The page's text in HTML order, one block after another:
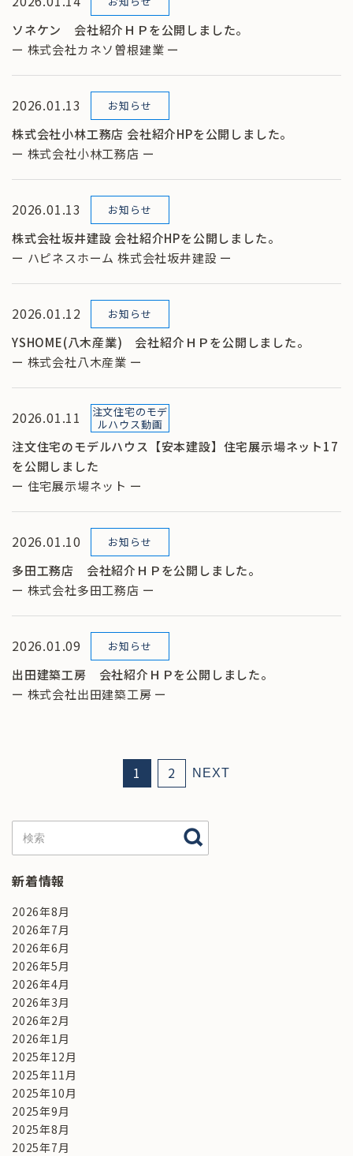
ソネケン 会社紹介ＨＰを公開しました。
ー 株式会社カネソ曽根建業 ー
2026.01.13 お知らせ
株式会社小林工務店 会社紹介HPを公開しました。
ー 株式会社小林工務店 ー
2026.01.13 お知らせ
株式会社坂井建設 会社紹介HPを公開しました。
ー ハピネスホーム 株式会社坂井建設 ー
2026.01.12 お知らせ
YSHOME(八木産業) 会社紹介ＨＰを公開しました。
ー 株式会社八木産業 ー
2026.01.11
注文住宅のモデ
ルハウス動画
注文住宅のモデルハウス【安本建設】住宅展示場ネット17
を公開しました
ー 住宅展示場ネット ー
2026.01.10 お知らせ
多田工務店 会社紹介ＨＰを公開しました。
ー 株式会社多田工務店 ー
2026.01.09 お知らせ
出田建築工房 会社紹介ＨＰを公開しました。
ー 株式会社出田建築工房 ー
1 2 NEXT
新着情報
2026年8月
2026年7月
2026年6月
2026年5月
2026年4月
2026年3月
2026年2月
2026年1月
2025年12月
2025年11月
2025年10月
2025年9月
2025年8月
2025年7月